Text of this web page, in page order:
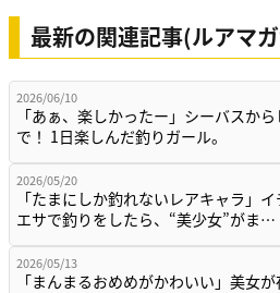
最新の関連記事(ルアマ
2026/06/10
「あぁ、楽しかったー」シーバスか
で！ 1日楽しんだ釣りガール。
2026/05/20
「たまにしか釣れないレアキャラ」
エサで釣りをしたら、“美少女”がま…
2026/05/13
「まんまるおめめがかわいい」美女